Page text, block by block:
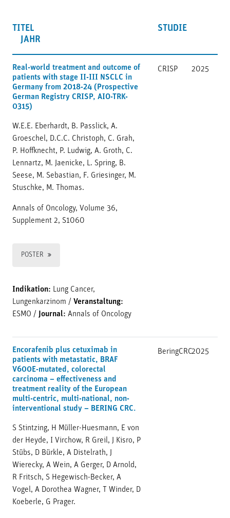
TITEL
STUDIE
JAHR
Real-world treatment and outcome of
patients with stage II-III NSCLC in
Germany from 2018-24 (Prospective
German Registry CRISP, AIO-TRK-
0315)
W.E.E. Eberhardt, B. Passlick, A.
Groeschel, D.C.C. Christoph, C. Grah,
P. Hoffknecht, P. Ludwig, A. Groth, C.
Lennartz, M. Jaenicke, L. Spring, B.
Seese, M. Sebastian, F. Griesinger, M.
Stuschke, M. Thomas.
Annals of Oncology, Volume 36,
Supplement 2, S1060
POSTER
Indikation: Lung Cancer,
Lungenkarzinom / Veranstaltung:
ESMO / Journal: Annals of Oncology
CRISP 2025
Encorafenib plus cetuximab in
patients with metastatic, BRAF
V600E-mutated, colorectal
carcinoma – effectiveness and
treatment reality of the European
multi-centric, multi-national, non-
interventional study – BERING CRC.
S Stintzing, H Müller-Huesmann, E von
der Heyde, I Virchow, R Greil, J Kisro, P
Stübs, D Bürkle, A Distelrath, J
Wierecky, A Wein, A Gerger, D Arnold,
R Fritsch, S Hegewisch-Becker, A
Vogel, A Dorothea Wagner, T Winder, D
Koeberle, G Prager.
BeringCRC2025